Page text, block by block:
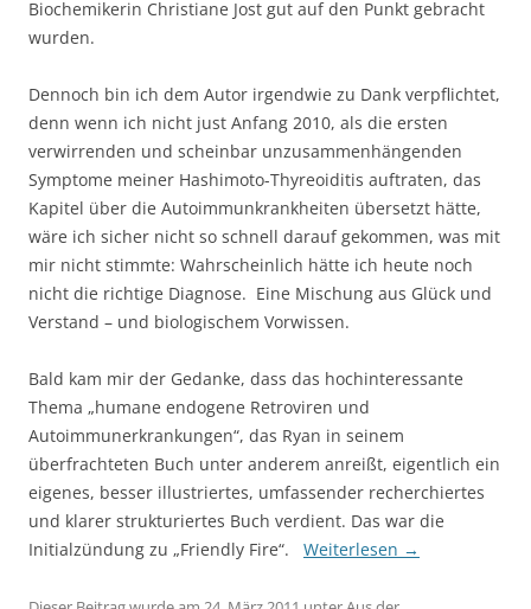
Biochemikerin Christiane Jost gut auf den Punkt gebracht
wurden.
Dennoch bin ich dem Autor irgendwie zu Dank verpflichtet,
denn wenn ich nicht just Anfang 2010, als die ersten
verwirrenden und scheinbar unzusammenhängenden
Symptome meiner Hashimoto-Thyreoiditis auftraten, das
Kapitel über die Autoimmunkrankheiten übersetzt hätte,
wäre ich sicher nicht so schnell darauf gekommen, was mit
mir nicht stimmte: Wahrscheinlich hätte ich heute noch
nicht die richtige Diagnose. Eine Mischung aus Glück und
Verstand – und biologischem Vorwissen.
Bald kam mir der Gedanke, dass das hochinteressante
Thema „humane endogene Retroviren und
Autoimmunerkrankungen“, das Ryan in seinem
überfrachteten Buch unter anderem anreißt, eigentlich ein
eigenes, besser illustriertes, umfassender recherchiertes
und klarer strukturiertes Buch verdient. Das war die
Initialzündung zu „Friendly Fire“. Weiterlesen →